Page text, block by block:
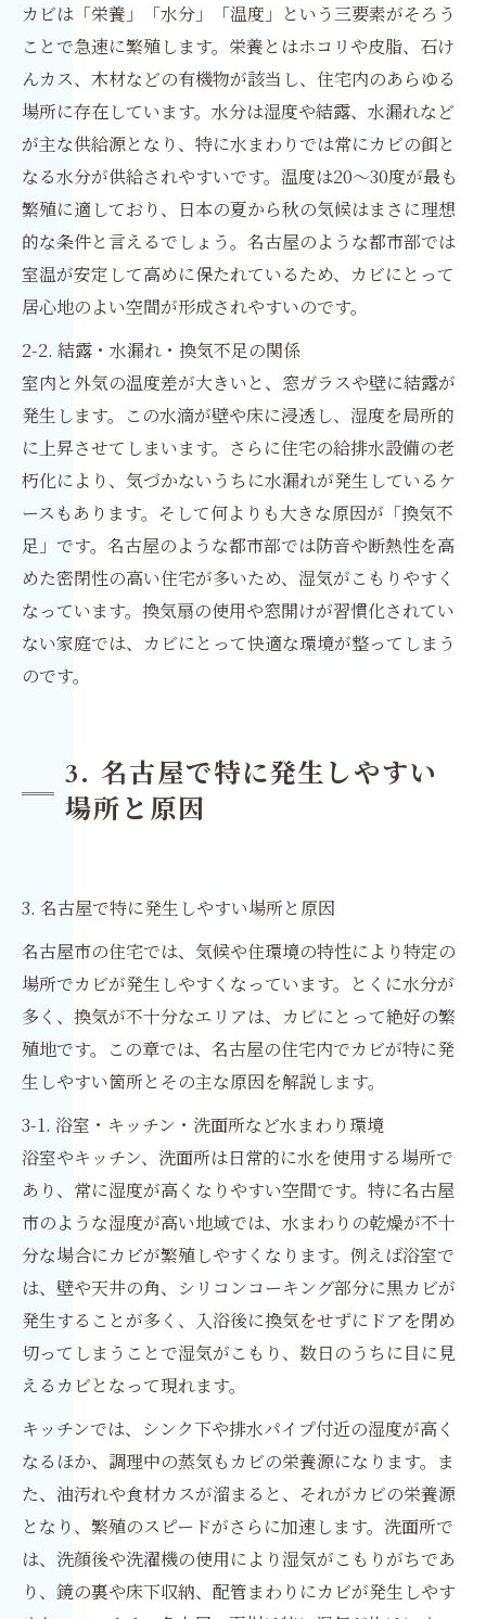
カビは「栄養」「水分」「温度」という三要素がそろう
ことで急速に繁殖します。栄養とはホコリや皮脂、石け
んカス、木材などの有機物が該当し、住宅内のあらゆる
場所に存在しています。水分は湿度や結露、水漏れなど
が主な供給源となり、特に水まわりでは常にカビの餌と
なる水分が供給されやすいです。温度は20～30度が最も
繁殖に適しており、日本の夏から秋の気候はまさに理想
的な条件と言えるでしょう。名古屋のような都市部では
室温が安定して高めに保たれているため、カビにとって
居心地のよい空間が形成されやすいのです。
2-2. 結露・水漏れ・換気不足の関係
室内と外気の温度差が大きいと、窓ガラスや壁に結露が
発生します。この水滴が壁や床に浸透し、湿度を局所的
に上昇させてしまいます。さらに住宅の給排水設備の老
朽化により、気づかないうちに水漏れが発生しているケ
ースもあります。そして何よりも大きな原因が「換気不
足」です。名古屋のような都市部では防音や断熱性を高
めた密閉性の高い住宅が多いため、湿気がこもりやすく
なっています。換気扇の使用や窓開けが習慣化されてい
ない家庭では、カビにとって快適な環境が整ってしまう
のです。
3. 名古屋で特に発生しやすい
場所と原因
3. 名古屋で特に発生しやすい場所と原因
名古屋市の住宅では、気候や住環境の特性により特定の
場所でカビが発生しやすくなっています。とくに水分が
多く、換気が不十分なエリアは、カビにとって絶好の繁
殖地です。この章では、名古屋の住宅内でカビが特に発
生しやすい箇所とその主な原因を解説します。
3-1. 浴室・キッチン・洗面所など水まわり環境
浴室やキッチン、洗面所は日常的に水を使用する場所で
あり、常に湿度が高くなりやすい空間です。特に名古屋
市のような湿度が高い地域では、水まわりの乾燥が不十
分な場合にカビが繁殖しやすくなります。例えば浴室で
は、壁や天井の角、シリコンコーキング部分に黒カビが
発生することが多く、入浴後に換気をせずにドアを閉め
切ってしまうことで湿気がこもり、数日のうちに目に見
えるカビとなって現れます。
キッチンでは、シンク下や排水パイプ付近の湿度が高く
なるほか、調理中の蒸気もカビの栄養源になります。ま
た、油汚れや食材カスが溜まると、それがカビの栄養源
となり、繁殖のスピードがさらに加速します。洗面所で
は、洗顔後や洗濯機の使用により湿気がこもりがちであ
り、鏡の裏や床下収納、配管まわりにカビが発生しやす